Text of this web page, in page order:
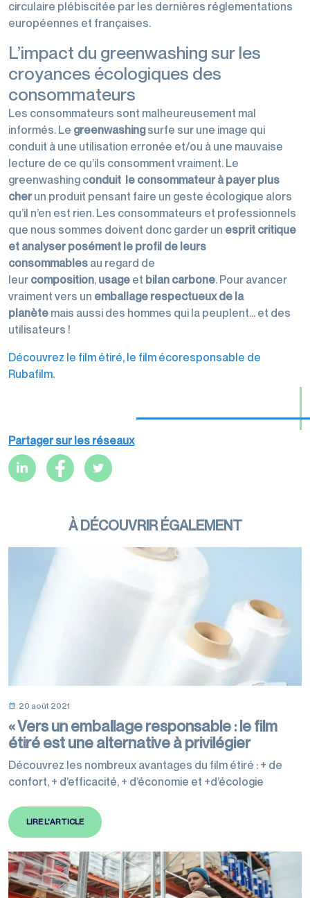
circulaire plébiscitée par les dernières réglementations
européennes et françaises.
L’impact du greenwashing sur les
croyances écologiques des
consommateurs
Les consommateurs sont malheureusement mal
informés. Le greenwashingsurfe sur une image qui
conduit à une utilisation erronée et/ou à une mauvaise
lecture de ce qu’ils consomment vraiment. Le
greenwashing conduit le consommateur à payer plus
cherun produit pensant faire un geste écologique alors
qu’il n’en est rien. Les consommateurs et professionnels
que nous sommes doivent donc garder un esprit critique
et analyser posément le profil de leurs
consommables au regard de
leur composition, usage et bilan carbone. Pour avancer
vraiment vers un emballage respectueux de la
planète mais aussi des hommes qui la peuplent… et des
utilisateurs !
Découvrez le film étiré, le film écoresponsable de
Rubafilm.
Partager sur les réseaux
À DÉCOUVRIR ÉGALEMENT
20 août 2021
« Vers un emballage responsable : le film
étiré est une alternative à privilégier
Découvrez les nombreux avantages du film étiré : + de
confort, + d’efficacité, + d’économie et +d’écologie
LIRE L'ARTICLE